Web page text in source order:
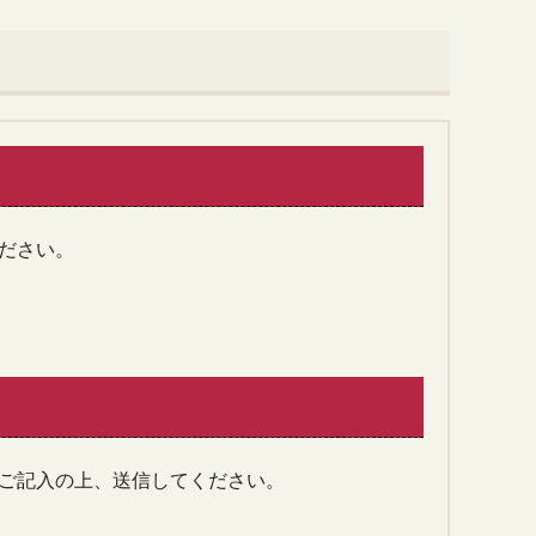
さい。
記入の上、送信してください。